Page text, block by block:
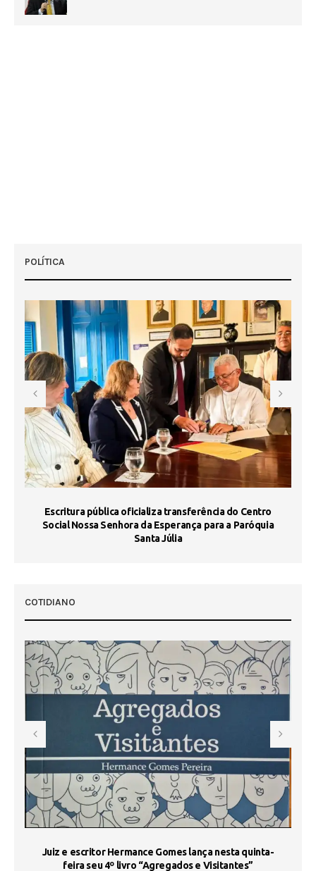
POLÍTICA
Escritura pública oficializa transferência do Centro
Social Nossa Senhora da Esperança para a Paróquia
Santa Júlia
COTIDIANO
Juiz e escritor Hermance Gomes lança nesta quinta-
feira seu 4º livro “Agregados e Visitantes”